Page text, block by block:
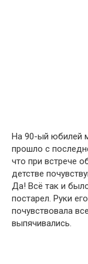
На 90-ый юбилей
прошло с
что при встрече
детстве
Да! Всё так и
постарел. Руки
почувствовала
выпячивались.